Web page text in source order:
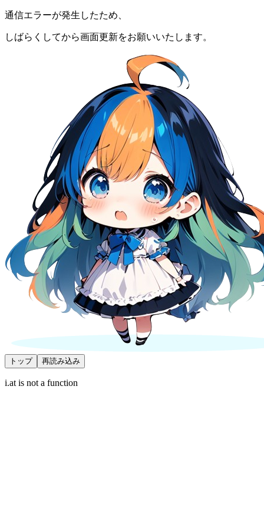
通信エラーが発生したため、
しばらくしてから画面更新をお願いいたします。
トップ 再読み込み
i.at is not a function